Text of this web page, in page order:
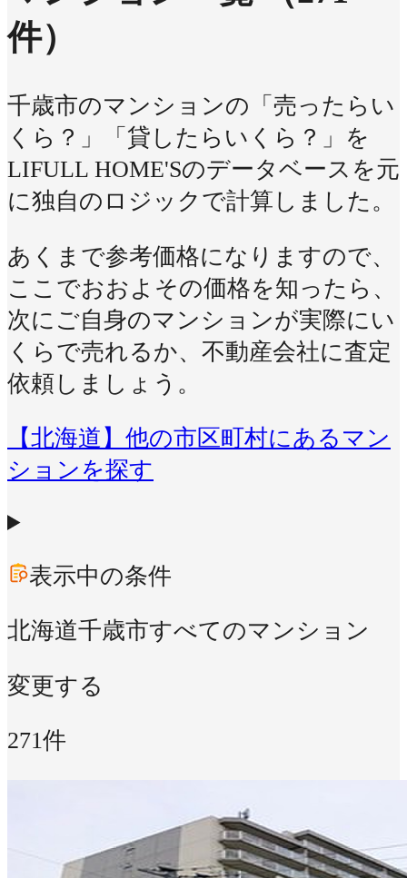
件）
千歳市のマンションの「売ったらい
くら？」「貸したらいくら？」を
LIFULL HOME'Sのデータベースを元
に独自のロジックで計算しました。
あくまで参考価格になりますので、
ここでおおよその価格を知ったら、
次にご自身のマンションが実際にい
くらで売れるか、不動産会社に査定
依頼しましょう。
【北海道】他の市区町村にあるマン
ションを探す
表示中の条件
北海道千歳市すべてのマンション
変更する
271件